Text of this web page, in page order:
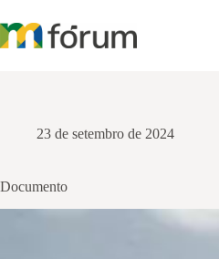
para
o
23 de setembro de 2024
Documento